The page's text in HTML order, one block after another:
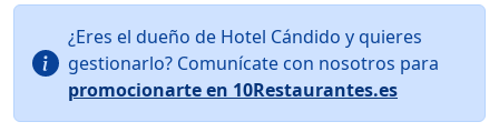
¿Eres el dueño de Hotel Cándido y quieres
gestionarlo? Comunícate con nosotros para
promocionarte en 10Restaurantes.es